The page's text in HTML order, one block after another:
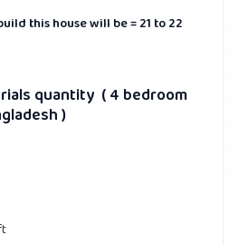
this house will be = 21 to 22
quantity ( 4 bedroom
)